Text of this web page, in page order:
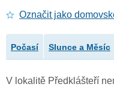
Označit jako
Počasí Slunce a Měsíc
V lokalitě Předklášteří